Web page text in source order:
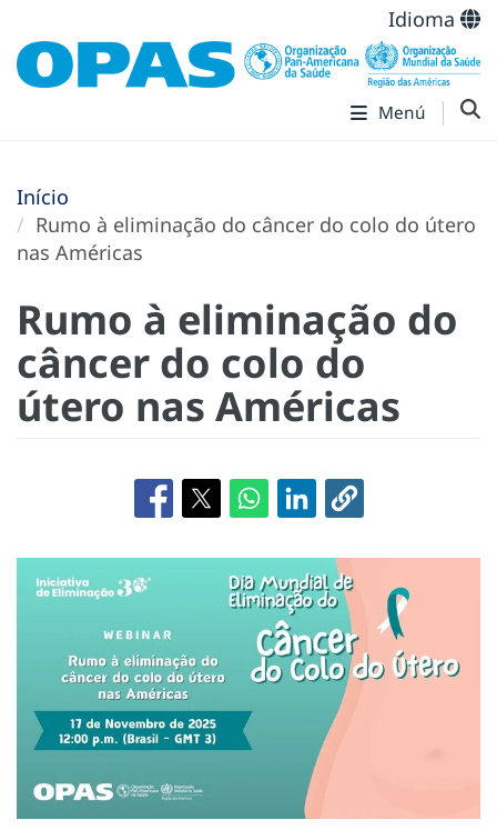
Idioma
Menú
Início
Rumo à eliminação do câncer do colo do útero
nas Américas
Rumo à eliminação do
câncer do colo do
útero nas Américas